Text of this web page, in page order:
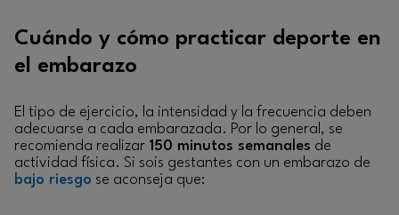
Cuándo y cómo practicar deporte en
el embarazo
El tipo de ejercicio, la intensidad y la frecuencia deben
adecuarse a cada embarazada. Por lo general, se
recomienda realizar 150 minutos semanales de
actividad física. Si sois gestantes con un embarazo de
bajo riesgo se aconseja que: